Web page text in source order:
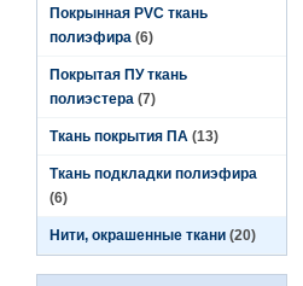
Покрынная PVC ткань
полиэфира (6)
Покрытая ПУ ткань
полиэстера (7)
Ткань покрытия ПА (13)
Ткань подкладки полиэфира
(6)
Нити, окрашенные ткани (20)